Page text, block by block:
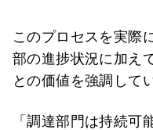
このプロセスを実際
部の進捗状況に加え
との価値を強調して
「調達部門は持続可